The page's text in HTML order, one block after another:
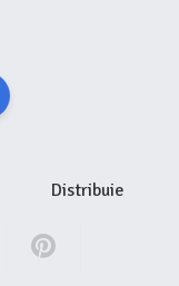
Distribuie